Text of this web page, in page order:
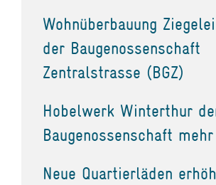
Wohnüberbauung
der Baugenossenschaft
Zentralstrasse (BGZ)
Hobelwerk Winterthur
Baugenossenschaft
Neue Quartierläden